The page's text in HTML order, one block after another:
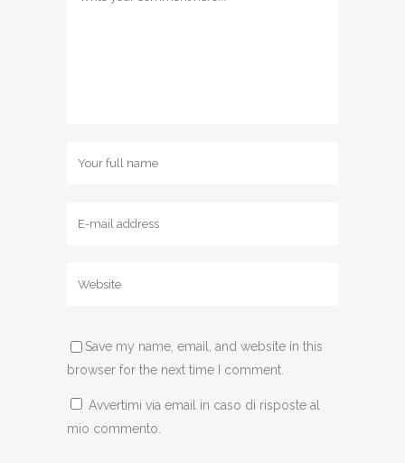
Save my name, email, and website in this
browser for the next time I comment.
Avvertimi via email in caso di risposte al
mio commento.